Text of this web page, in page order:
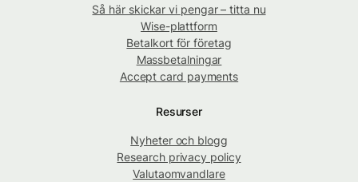
Så här skickar vi pengar – titta nu
Wise-plattform
Betalkort för företag
Massbetalningar
Accept card payments
Resurser
Nyheter och blogg
Research privacy policy
Valutaomvandlare